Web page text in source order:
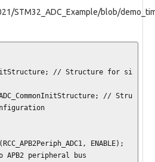
STM32_ADC_Example/blob/
// Structure for si
ADC_CommonInitStructure; // Stru
ENABLE);
APB2 peripheral bus